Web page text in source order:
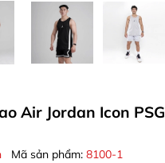
Air Jordan Icon PSG
Mã sản phẩm: 8100-1